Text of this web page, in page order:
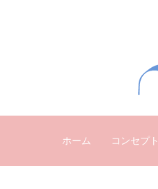
ホーム コンセプト